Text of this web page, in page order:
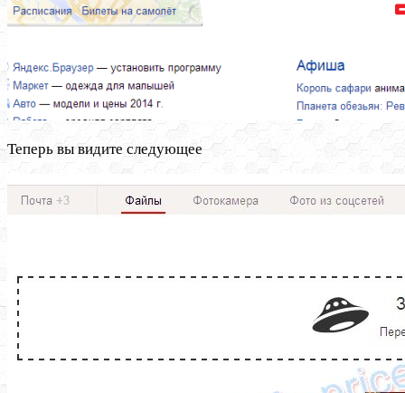
Теперь вы видите следующее